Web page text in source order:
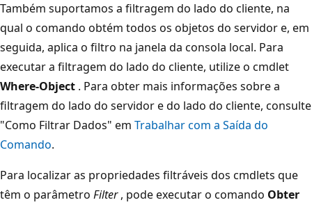
Também suportamos a filtragem do lado do cliente, na
qual o comando obtém todos os objetos do servidor e, em
seguida, aplica o filtro na janela da consola local. Para
executar a filtragem do lado do cliente, utilize o cmdlet
Where-Object . Para obter mais informações sobre a
filtragem do lado do servidor e do lado do cliente, consulte
"Como Filtrar Dados" em Trabalhar com a Saída do
Comando.
Para localizar as propriedades filtráveis dos cmdlets que
têm o parâmetro Filter, pode executar o comando Obter